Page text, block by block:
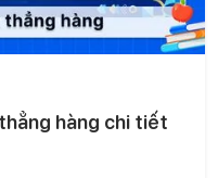
hàng chi tiết